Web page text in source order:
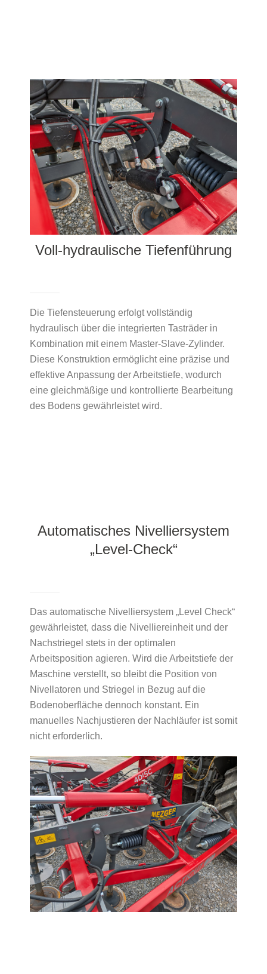
Voll-hydraulische Tiefenführung
Die Tiefensteuerung erfolgt vollständig
hydraulisch über die integrierten Tasträder in
Kombination mit einem Master-Slave-Zylinder.
Diese Konstruktion ermöglicht eine präzise und
effektive Anpassung der Arbeitstiefe, wodurch
eine gleichmäßige und kontrollierte Bearbeitung
des Bodens gewährleistet wird.
Automatisches Nivelliersystem
„Level-Check“
Das automatische Nivelliersystem „Level Check“
gewährleistet, dass die Nivelliereinheit und der
Nachstriegel stets in der optimalen
Arbeitsposition agieren. Wird die Arbeitstiefe der
Maschine verstellt, so bleibt die Position von
Nivellatoren und Striegel in Bezug auf die
Bodenoberfläche dennoch konstant. Ein
manuelles Nachjustieren der Nachläufer ist somit
nicht erforderlich.